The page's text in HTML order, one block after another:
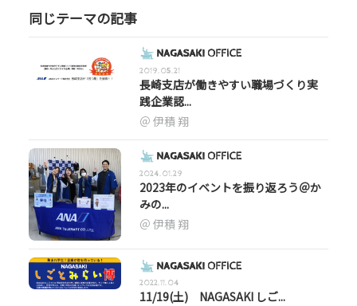
同じテーマの記事
2019.05.21
長崎支店が働きやすい職場づくり実
践企業認...
伊積 翔
2024.01.29
2023年のイベントを振り返ろう＠か
みの...
伊積 翔
2022.11.04
11/19(土) NAGASAKI しご...